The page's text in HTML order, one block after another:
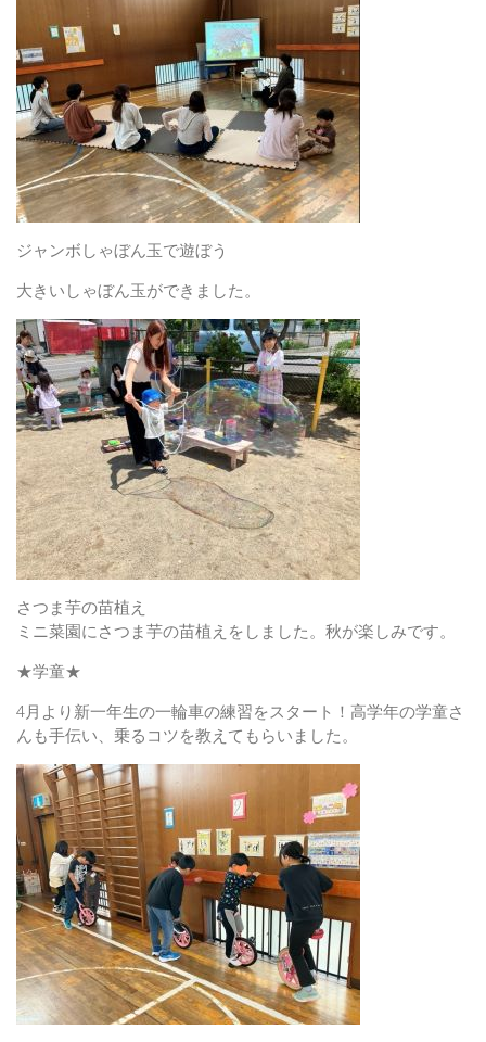
ジャンボしゃぼん玉で遊ぼう
大きいしゃぼん玉ができました。
さつま芋の苗植え
ミニ菜園にさつま芋の苗植えをしました。秋が楽しみです。
★学童★
4月より新一年生の一輪車の練習をスタート！高学年の学童さ
んも手伝い、乗るコツを教えてもらいました。